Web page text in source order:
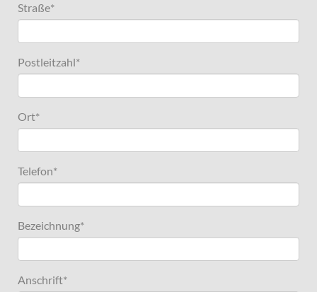
Straße*
Postleitzahl*
Ort*
Telefon*
Bezeichnung*
Anschrift*